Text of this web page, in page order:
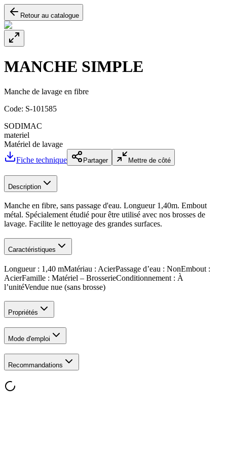
Retour au catalogue
MANCHE SIMPLE
Manche de lavage en fibre
Code: S-101585
SODIMAC
materiel
Matériel de lavage
Fiche technique
Partager Mettre de côté
Description
Manche en fibre, sans passage d'eau. Longueur 1,40m. Embout
métal. Spécialement étudié pour être utilisé avec nos brosses de
lavage. Facilite le nettoyage des grandes surfaces.
Caractéristiques
Longueur : 1,40 mMatériau : AcierPassage d’eau : NonEmbout :
AcierFamille : Matériel – BrosserieConditionnement : À
l’unitéVendue nue (sans brosse)
Propriétés
Mode d'emploi
Recommandations